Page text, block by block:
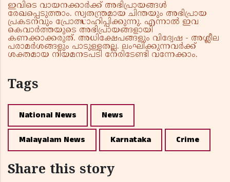
ഇവിടെ വായനക്കാർക്ക് അഭിപ്രായങ്ങൾ
രേഖപ്പെടുത്താം. സ്വതന്ത്രമായ ചിന്തയും അഭിപ്രായ
പ്രകടനവും പ്രോത്സാഹിപ്പിക്കുന്നു. എന്നാൽ ഇവ
കെവാർത്തയുടെ അഭിപ്രായങ്ങളായി
കണക്കാക്കരുത്. അധിക്ഷേപങ്ങളും വിദ്വേഷ - അശ്ലീല
പരാമർശങ്ങളും പാടുള്ളതല്ല. ലംഘിക്കുന്നവർക്ക്
ശക്തമായ നിയമനടപടി നേരിടേണ്ടി വന്നേക്കാം.
Tags
National News News
Malayalam News Karnataka Crime
Share this story